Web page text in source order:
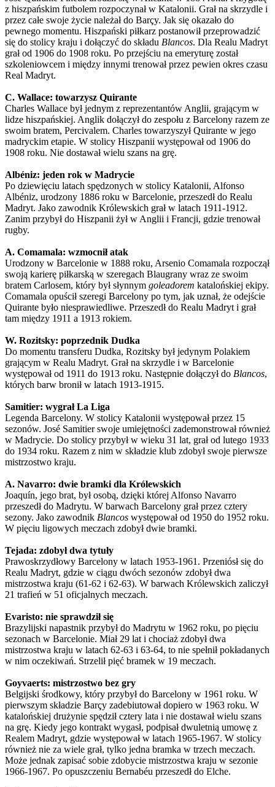
z hiszpańskim futbolem rozpoczynał w Katalonii. Grał na skrzydle i
przez całe swoje życie należał do Barçy. Jak się okazało do
pewnego momentu. Hiszpański piłkarz postanowił przeprowadzić
się do stolicy kraju i dołączyć do składu Blancos. Dla Realu Madryt
grał od 1906 do 1908 roku. Po przejściu na emeryturę został
szkoleniowcem i między innymi trenował przez pewien okres czasu
Real Madryt.
C. Wallace: towarzysz Quirante
Charles Wallace był jednym z reprezentantów Anglii, grającym w
lidze hiszpańskiej. Anglik dołączył do zespołu z Barcelony razem ze
swoim bratem, Percivalem. Charles towarzyszył Quirante w jego
madryckim etapie. W stolicy Hiszpanii występował od 1906 do
1908 roku. Nie dostawał wielu szans na grę.
Albéniz: jeden rok w Madrycie
Po dziewięciu latach spędzonych w stolicy Katalonii, Alfonso
Albéniz, urodzony 1886 roku w Barcelonie, przeszedł do Realu
Madryt. Jako zawodnik Królewskich grał w latach 1911-1912.
Zanim przybył do Hiszpanii żył w Anglii i Francji, gdzie trenował
rugby.
A. Comamala: wzmocnił atak
Urodzony w Barcelonie w 1888 roku, Arsenio Comamala rozpoczął
swoją karierę piłkarską w szeregach Blaugrany wraz ze swoim
bratem Carlosem, który był słynnym goleadorem katalońskiej ekipy.
Comamala opuścił szeregi Barcelony po tym, jak uznał, że odejście
Quirante było niesprawiedliwe. Przeszedł do Realu Madryt i grał
tam między 1911 a 1913 rokiem.
W. Rozitsky: poprzednik Dudka
Do momentu transferu Dudka, Rozitsky był jedynym Polakiem
grającym w Realu Madryt. Grał na skrzydle i w Barcelonie
występował od 1911 do 1913 roku. Następnie dołączył do Blancos,
których barw bronił w latach 1913-1915.
Samitier: wygrał La Liga
Legenda Barcelony. W stolicy Katalonii występował przez 15
sezonów. José Samitier swoje umiejętności zademonstrował również
w Madrycie. Do stolicy przybył w wieku 31 lat, grał od lutego 1933
do 1934 roku. Razem z nim w składzie klub zdobył swoje pierwsze
mistrzostwo kraju.
A. Navarro: dwie bramki dla Królewskich
Joaquín, jego brat, był osobą, dzięki której Alfonso Navarro
przeszedł do Madrytu. W barwach Barcelony grał przez cztery
sezony. Jako zawodnik Blancos występował od 1950 do 1952 roku.
W pięciu ligowych meczach zdobył dwie bramki.
Tejada: zdobył dwa tytuły
Prawoskrzydłowy Barcelony w latach 1953-1961. Przeniósł się do
Realu Madryt, gdzie w ciągu dwóch sezonów zdobył dwa
mistrzostwa kraju (61-62 i 62-63). W barwach Królewskich zaliczył
21 trafień w 51 oficjalnych meczach.
Evaristo: nie sprawdził się
Brazylijski napastnik przybył do Madrytu w 1962 roku, po pięciu
sezonach w Barcelonie. Miał 29 lat i chociaż zdobył dwa
mistrzostwa kraju w latach 62-63 i 63-64, to nie spełnił pokładanych
w nim oczekiwań. Strzelił pięć bramek w 19 meczach.
Goyvaerts: mistrzostwo bez gry
Belgijski środkowy, który przybył do Barcelony w 1961 roku. W
pierwszym składzie Barçy zadebiutował dopiero w 1963 roku. W
katalońskiej drużynie spędził cztery lata i nie dostawał wielu szans
na grę. Kiedy jego kontrakt wygasł, podpisał dwuletnią umowę z
Realem Madryt, gdzie występował w latach 1965-1967. W stolicy
również nie za wiele grał, tylko jedna bramka w trzech meczach.
Może jednak zapisać sobie zdobycie mistrzostwa kraju w sezonie
1966-1967. Po opuszczeniu Bernabéu przeszedł do Elche.